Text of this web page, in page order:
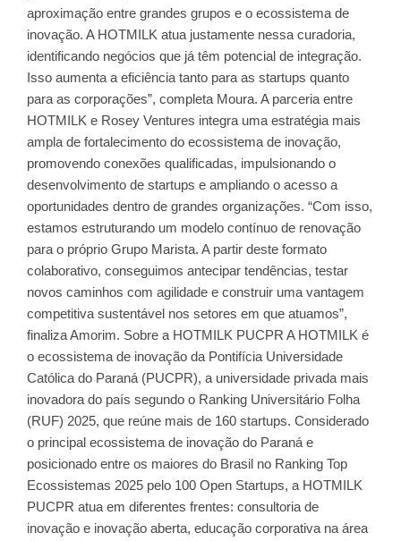
aproximação entre grandes grupos e o ecossistema de
inovação. A HOTMILK atua justamente nessa curadoria,
identificando negócios que já têm potencial de integração.
Isso aumenta a eficiência tanto para as startups quanto
para as corporações”, completa Moura. A parceria entre
HOTMILK e Rosey Ventures integra uma estratégia mais
ampla de fortalecimento do ecossistema de inovação,
promovendo conexões qualificadas, impulsionando o
desenvolvimento de startups e ampliando o acesso a
oportunidades dentro de grandes organizações. “Com isso,
estamos estruturando um modelo contínuo de renovação
para o próprio Grupo Marista. A partir deste formato
colaborativo, conseguimos antecipar tendências, testar
novos caminhos com agilidade e construir uma vantagem
competitiva sustentável nos setores em que atuamos”,
finaliza Amorim. Sobre a HOTMILK PUCPR A HOTMILK é
o ecossistema de inovação da Pontifícia Universidade
Católica do Paraná (PUCPR), a universidade privada mais
inovadora do país segundo o Ranking Universitário Folha
(RUF) 2025, que reúne mais de 160 startups. Considerado
o principal ecossistema de inovação do Paraná e
posicionado entre os maiores do Brasil no Ranking Top
Ecossistemas 2025 pelo 100 Open Startups, a HOTMILK
PUCPR atua em diferentes frentes: consultoria de
inovação e inovação aberta, educação corporativa na área